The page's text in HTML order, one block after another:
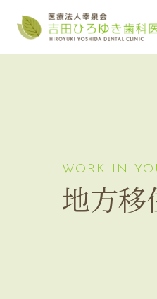
WORK IN
地方移